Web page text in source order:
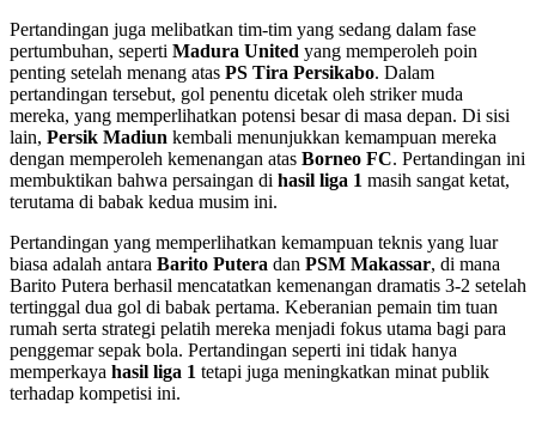
Pertandingan juga melibatkan tim-tim yang sedang dalam fase
pertumbuhan, seperti Madura United yang memperoleh poin
penting setelah menang atas PS Tira Persikabo. Dalam
pertandingan tersebut, gol penentu dicetak oleh striker muda
mereka, yang memperlihatkan potensi besar di masa depan. Di sisi
lain, Persik Madiun kembali menunjukkan kemampuan mereka
dengan memperoleh kemenangan atas Borneo FC. Pertandingan ini
membuktikan bahwa persaingan di hasil liga 1 masih sangat ketat,
terutama di babak kedua musim ini.
Pertandingan yang memperlihatkan kemampuan teknis yang luar
biasa adalah antara Barito Putera dan PSM Makassar, di mana
Barito Putera berhasil mencatatkan kemenangan dramatis 3-2 setelah
tertinggal dua gol di babak pertama. Keberanian pemain tim tuan
rumah serta strategi pelatih mereka menjadi fokus utama bagi para
penggemar sepak bola. Pertandingan seperti ini tidak hanya
memperkaya hasil liga 1 tetapi juga meningkatkan minat publik
terhadap kompetisi ini.